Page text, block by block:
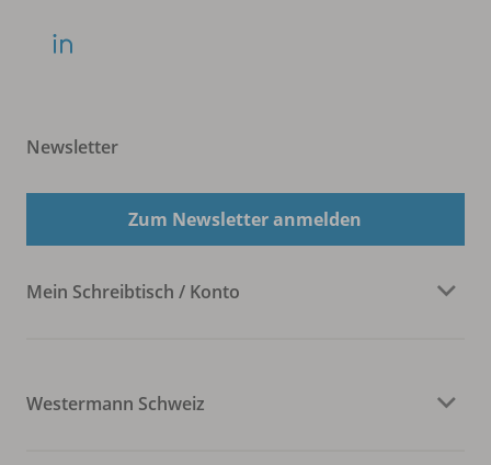
Newsletter
Zum Newsletter anmelden
Mein Schreibtisch / Konto
Westermann Schweiz